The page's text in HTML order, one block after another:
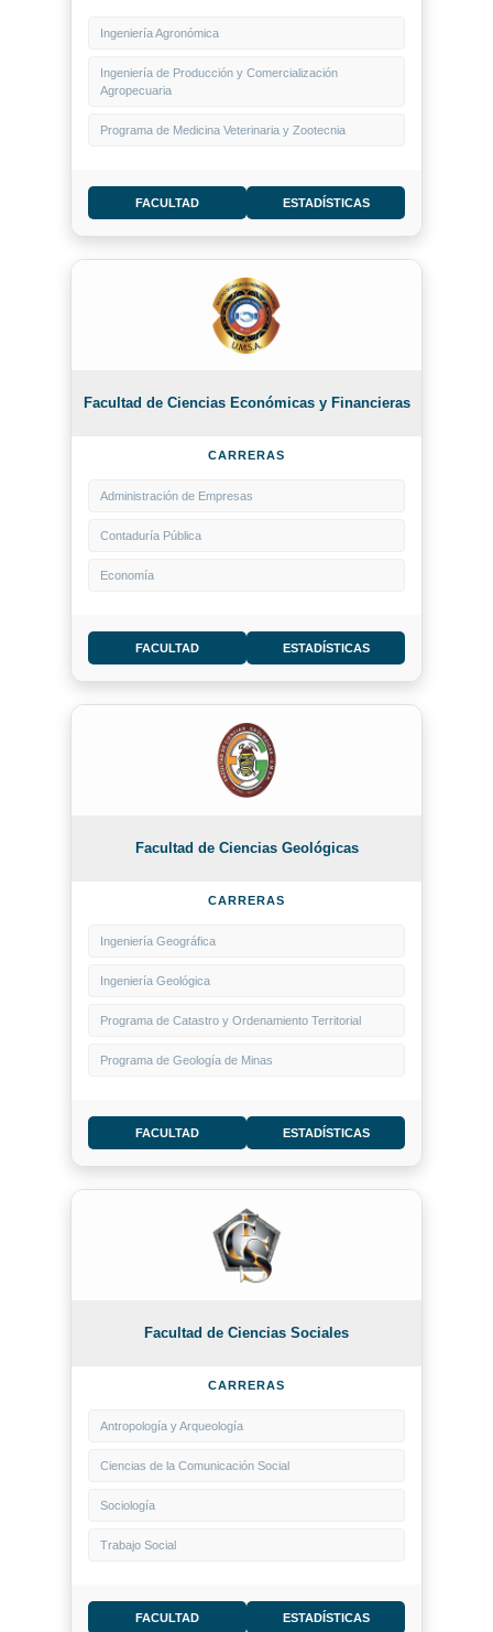
Ingeniería Agronómica
Ingeniería de Producción y Comercialización
Agropecuaria
Programa de Medicina Veterinaria y Zootecnia
FACULTAD ESTADÍSTICAS
Facultad de Ciencias Económicas y Financieras
CARRERAS
Administración de Empresas
Contaduría Pública
Economía
FACULTAD ESTADÍSTICAS
Facultad de Ciencias Geológicas
CARRERAS
Ingeniería Geográfica
Ingeniería Geológica
Programa de Catastro y Ordenamiento Territorial
Programa de Geología de Minas
FACULTAD ESTADÍSTICAS
Facultad de Ciencias Sociales
CARRERAS
Antropología y Arqueología
Ciencias de la Comunicación Social
Sociología
Trabajo Social
FACULTAD ESTADÍSTICAS